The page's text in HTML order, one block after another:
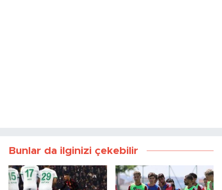
Bunlar da ilginizi çekebilir